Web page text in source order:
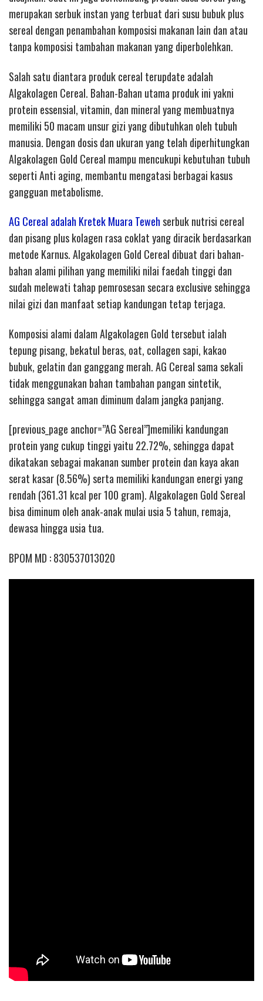
merupakan serbuk instan yang terbuat dari susu bubuk plus
sereal dengan penambahan komposisi makanan lain dan atau
tanpa komposisi tambahan makanan yang diperbolehkan.
Salah satu diantara produk cereal terupdate adalah
Algakolagen Cereal. Bahan-Bahan utama produk ini yakni
protein essensial, vitamin, dan mineral yang membuatnya
memiliki 50 macam unsur gizi yang dibutuhkan oleh tubuh
manusia. Dengan dosis dan ukuran yang telah diperhitungkan
Algakolagen Gold Cereal mampu mencukupi kebutuhan tubuh
seperti Anti aging, membantu mengatasi berbagai kasus
gangguan metabolisme.
AG Cereal adalah Kretek Muara Tewehserbuk nutrisi cereal
dan pisang plus kolagen rasa coklat yang diracik berdasarkan
metode Karnus. Algakolagen Gold Cereal dibuat dari bahan-
bahan alami pilihan yang memiliki nilai faedah tinggi dan
sudah melewati tahap pemrosesan secara exclusive sehingga
nilai gizi dan manfaat setiap kandungan tetap terjaga.
Komposisi alami dalam Algakolagen Gold tersebut ialah
tepung pisang, bekatul beras, oat, collagen sapi, kakao
bubuk, gelatin dan ganggang merah. AG Cereal sama sekali
tidak menggunakan bahan tambahan pangan sintetik,
sehingga sangat aman diminum dalam jangka panjang.
[previous_page anchor=”AG Sereal”]memiliki kandungan
protein yang cukup tinggi yaitu 22.72%, sehingga dapat
dikatakan sebagai makanan sumber protein dan kaya akan
serat kasar (8.56%) serta memiliki kandungan energi yang
rendah (361.31 kcal per 100 gram). Algakolagen Gold Sereal
bisa diminum oleh anak-anak mulai usia 5 tahun, remaja,
dewasa hingga usia tua.
BPOM MD : 830537013020